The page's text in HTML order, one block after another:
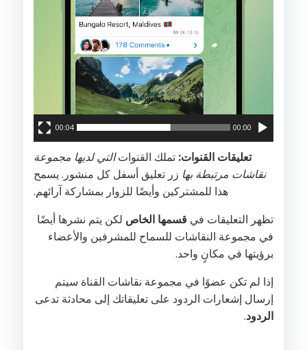
00:00
00:04
تعليقات القنوات: تملك القنواتالتي لديها مجموعة
نقاشات مرتبطة بها زر تعليق أسفل كل منشور. يسمح
هذا للمشتركين وأيضًا للزوار بمشاركة آرائهم.
تظهر التعليقات في قسمها الخاص لكن يتم نشرها أيضًا
في مجموعة النقاشات للسماح للمشرفين والأعضاء
برؤيتها في مكانٍ واحد.
إذا لم تكن عضوًا في مجموعة نقاشات القناة سيتم
إرسال إشعارات الردود على تعليقاتك إلى محادثة تدعى
الردود.